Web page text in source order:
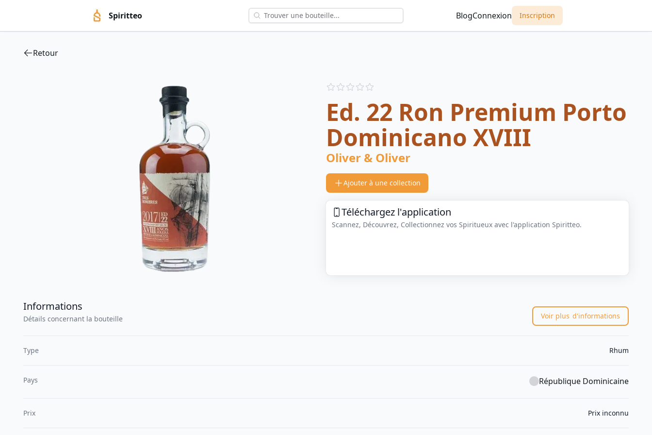
Spiritteo BlogConnexion Inscription
Retour
Reviews
Ed. 22 Ron Premium Porto
Dominicano XVIII
Oliver & Oliver
Ajouter à une collection
Téléchargez l'application
Scannez, Découvrez, Collectionnez vos Spiritueux avec l'application Spiritteo.
Informations
Détails concernant la bouteille Voir plus d'informations
Type Rhum
Pays République Dominicaine
Prix Prix inconnu